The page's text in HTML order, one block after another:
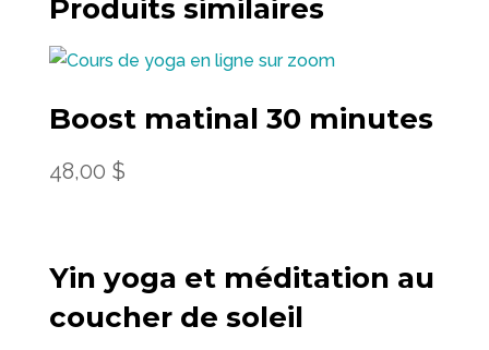
Produits similaires
Boost matinal 30 minutes
48,00 $
Yin yoga et méditation au
coucher de soleil